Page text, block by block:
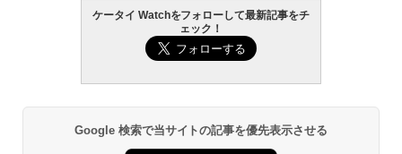
ケータイ Watchをフォローして最新記事をチ
ェック！
Google 検索で当サイトの記事を優先表示させる